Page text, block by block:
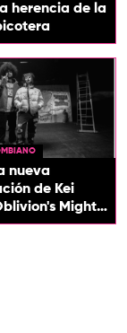
herencia de la
nueva
de Kei
Mighty